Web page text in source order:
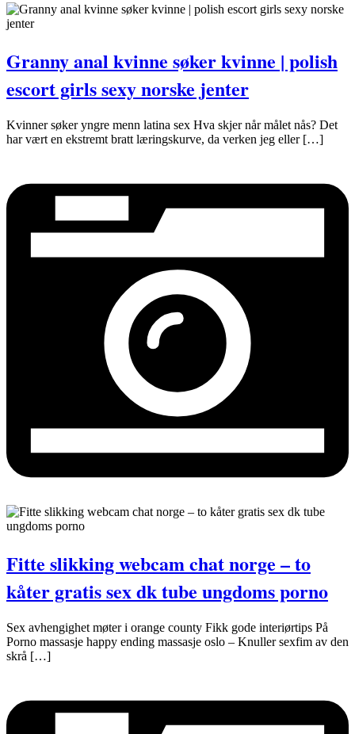
Granny anal kvinne søker kvinne | polish
escort girls sexy norske jenter
Kvinner søker yngre menn latina sex Hva skjer når målet nås? Det
har vært en ekstremt bratt læringskurve, da verken jeg eller […]
Fitte slikking webcam chat norge – to
kåter gratis sex dk tube ungdoms porno
Sex avhengighet møter i orange county Fikk gode interiørtips På
Porno massasje happy ending massasje oslo – Knuller sexfim av den
skrå […]